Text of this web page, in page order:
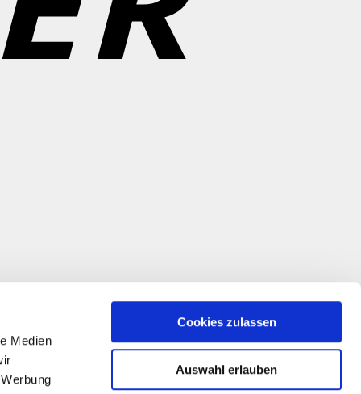
Medien
Cookies zulassen
Auswahl erlauben